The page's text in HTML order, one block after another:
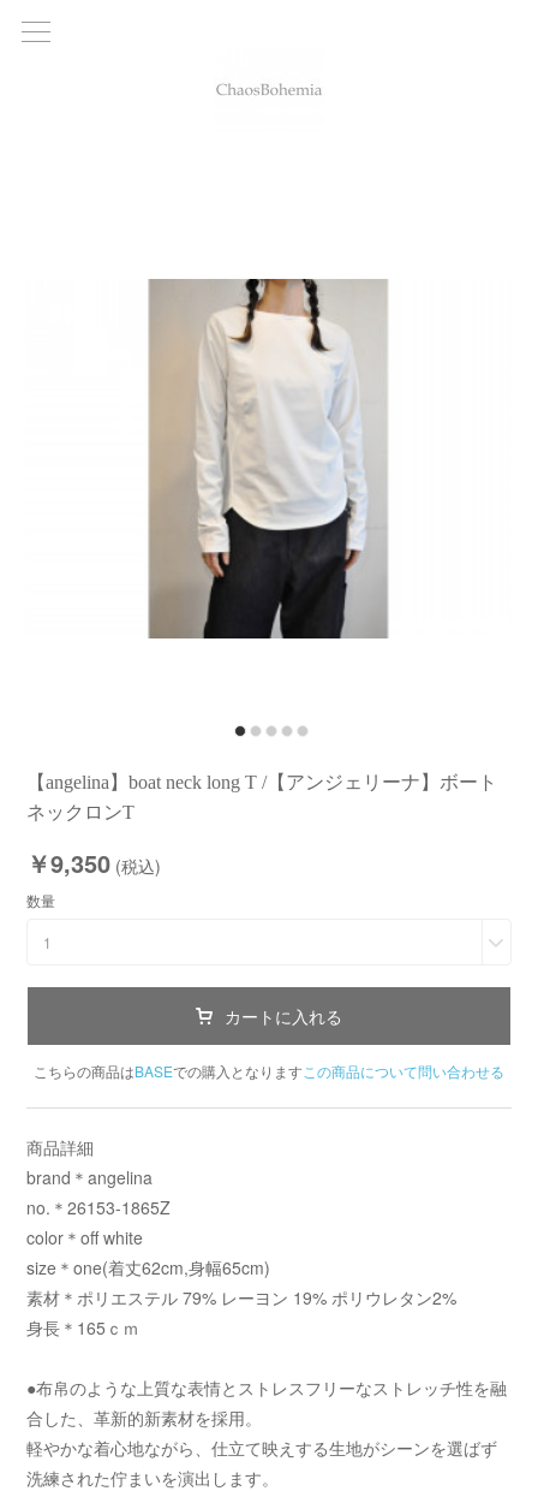
【angelina】boat neck long T /【アンジェリーナ】ボート
ネックロンT
￥9,350 (税込)
数量
1
カートに入れる
こちらの商品はBASEでの購入となります この商品について問い合わせる
商品詳細
brand＊angelina
no.＊26153-1865Z
color＊off white
size＊one(着丈62cm,身幅65cm)
素材＊ポリエステル 79% レーヨン 19% ポリウレタン2%
身長＊165ｃｍ
●布帛のような上質な表情とストレスフリーなストレッチ性を融
合した、革新的新素材を採用。
軽やかな着心地ながら、仕立て映えする生地がシーンを選ばず
洗練された佇まいを演出します。